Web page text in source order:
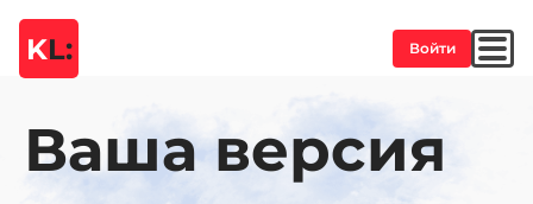
KL: Войти
Ваша версия